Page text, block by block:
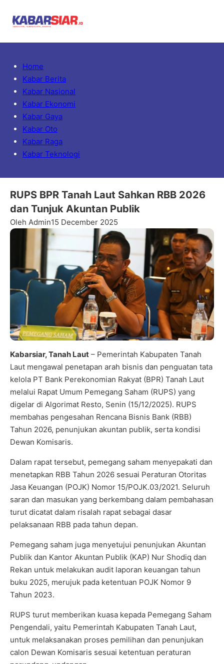
Home
Kabar Berita
Kabar Nasional
Kabar Ekonomi
Kabar Gaya
Kabar Oto
Kabar Raga
Kabar Teknologi
RUPS BPR Tanah Laut Sahkan RBB 2026
dan Tunjuk Akuntan Publik
Oleh Admin15 December 2025
Kabarsiar, Tanah Laut – Pemerintah Kabupaten Tanah
Laut mengawal penetapan arah bisnis dan penguatan tata
kelola PT Bank Perekonomian Rakyat (BPR) Tanah Laut
melalui Rapat Umum Pemegang Saham (RUPS) yang
digelar di Algorimat Resto, Senin (15/12/2025). RUPS
membahas pengesahan Rencana Bisnis Bank (RBB)
Tahun 2026, penunjukan akuntan publik, serta kondisi
Dewan Komisaris.
Dalam rapat tersebut, pemegang saham menyepakati dan
menetapkan RBB Tahun 2026 sesuai Peraturan Otoritas
Jasa Keuangan (POJK) Nomor 15/POJK.03/2021. Seluruh
saran dan masukan yang berkembang dalam pembahasan
turut dicatat dalam risalah rapat sebagai dasar
pelaksanaan RBB pada tahun depan.
Pemegang saham juga menyetujui penunjukan Akuntan
Publik dan Kantor Akuntan Publik (KAP) Nur Shodiq dan
Rekan untuk melakukan audit laporan keuangan tahun
buku 2025, merujuk pada ketentuan POJK Nomor 9
Tahun 2023.
RUPS turut memberikan kuasa kepada Pemegang Saham
Pengendali, yaitu Pemerintah Kabupaten Tanah Laut,
untuk melaksanakan proses pemilihan dan penunjukan
calon Dewan Komisaris sesuai ketentuan peraturan